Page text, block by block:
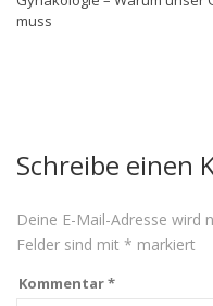
muss
Schreibe einen
Deine E-Mail-Adresse wird
Felder sind mit * markiert
Kommentar*